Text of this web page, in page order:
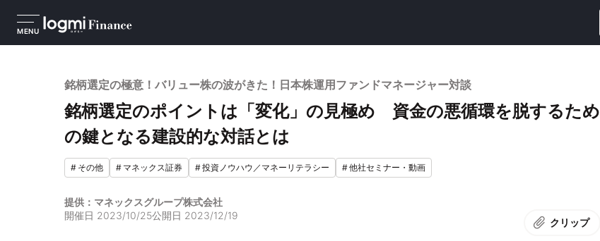
MENU
銘柄選定の極意！バリュー株の波がきた！日本株運用ファンドマネージャー対談
銘柄選定のポイントは「変化」の見極め 資金の悪循環を脱するため
の鍵となる建設的な対話とは
# その他 # マネックス証券 #投資ノウハウ／マネーリテラシー #他社セミナー・動画
提供：マネックスグループ株式会社
開催日 2023/10/25公開日 2023/12/19
クリップ